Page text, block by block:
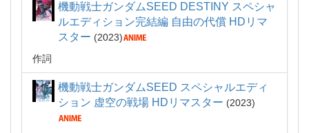
機動戦士ガンダムSEED DESTINY スペシャ
ルエディション完結編 自由の代償 HDリマ
スター
2023
作詞
機動戦士ガンダムSEED スペシャルエディ
ション 虚空の戦場 HDリマスター
2023